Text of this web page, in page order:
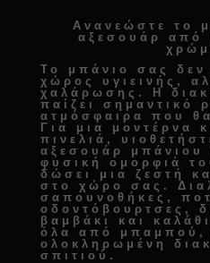
Ανανεώστε το
αξεσουάρ από
Το μπάνιο σας δεν
χώρος υγιεινής,
χαλάρωσης. Η
παίζει σημαντικό
ατμόσφαιρα που
Για μια μοντέρνα
πινελιά,
αξεσουάρ
φυσική ομορφιά
δώσει μια ζεστή
στο χώρο σας.
σαπουνοθήκες,
οδοντόβουρτσες,
βαμβάκι και
όλα από μπαμπού,
ολοκληρωμένη
σπιτιού .